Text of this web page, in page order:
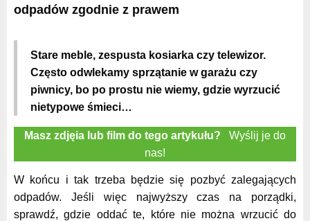
odpadów zgodnie z prawem
Stare meble, zespusta kosiarka czy telewizor.
Często odwlekamy sprzątanie w garażu czy
piwnicy, bo po prostu nie wiemy, gdzie wyrzucić
nietypowe śmieci…
Masz zdjęia lub film do tego artykułu? Wyślij je do
nas!
W końcu i tak trzeba będzie się pozbyć zalegających
odpadów. Jeśli więc najwyższy czas na porządki,
sprawdź, gdzie oddać te, które nie można wrzucić do